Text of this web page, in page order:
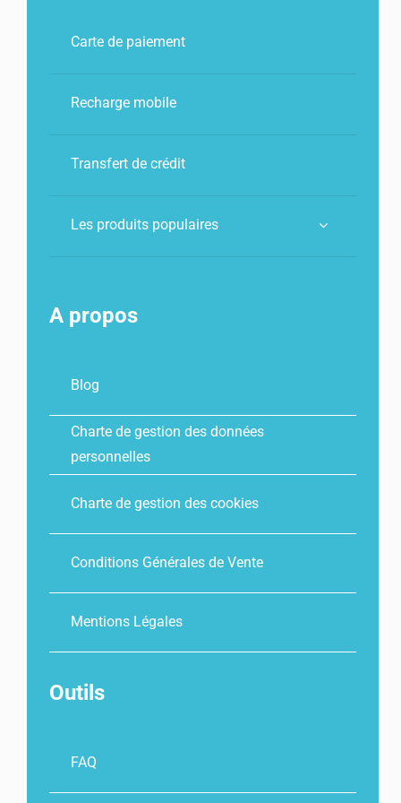
Carte de paiement
Recharge mobile
Transfert de crédit
Les produits populaires
A propos
Blog
Charte de gestion des données
personnelles
Charte de gestion des cookies
Conditions Générales de Vente
Mentions Légales
Outils
FAQ